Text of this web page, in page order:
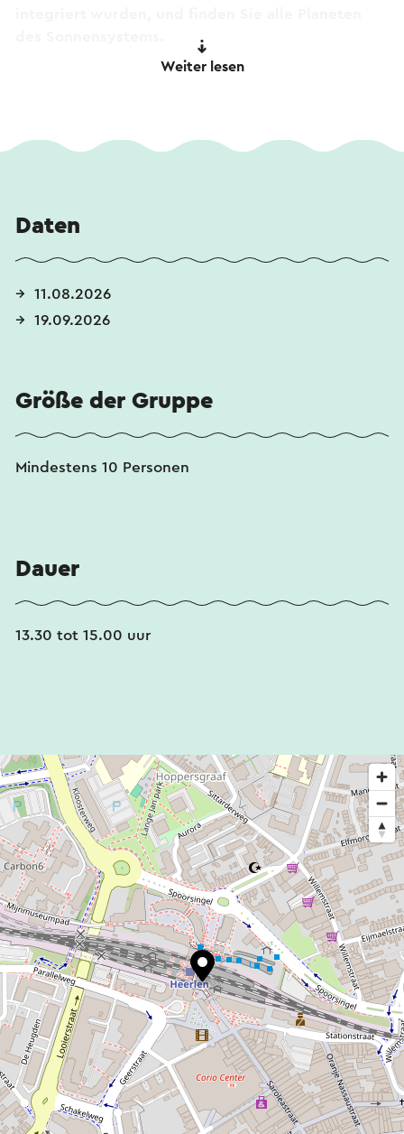
Weiter lesen
Daten
11.08.2026
19.09.2026
Größe der Gruppe
Mindestens 10 Personen
Dauer
13.30 tot 15.00 uur